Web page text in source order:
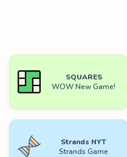
SQUARES
WOW New Game!
Strands NYT
Strands Game